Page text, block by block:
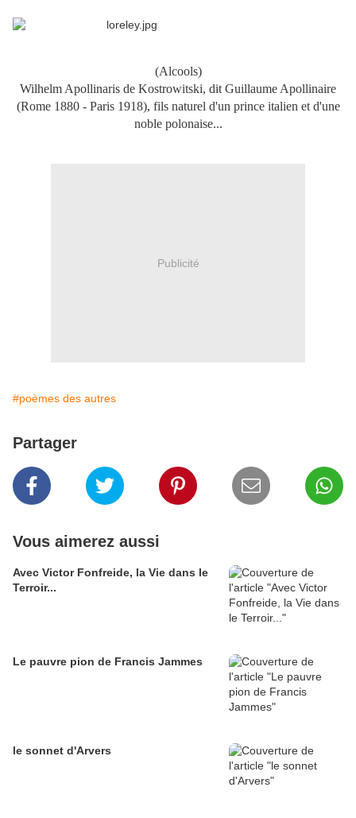
(Alcools)
Wilhelm Apollinaris de Kostrowitski, dit Guillaume Apollinaire
(Rome 1880 - Paris 1918), fils naturel d'un prince italien et d'une
noble polonaise...
Publicité
#poèmes des autres
Partager
Vous aimerez aussi
Avec Victor Fonfreide, la Vie dans le
Terroir...
Le pauvre pion de Francis Jammes
le sonnet d'Arvers